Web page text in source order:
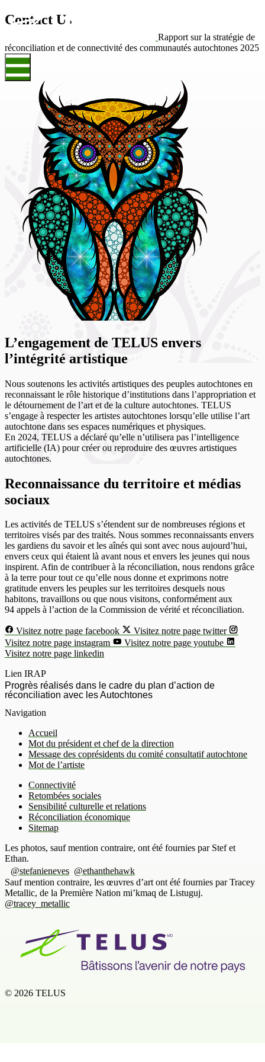
Rapport sur la stratégie de
réconciliation et de connectivité des communautés autochtones 2025
Contact Us
L’engagement de TELUS envers
l’intégrité artistique
Nous soutenons les activités artistiques des peuples autochtones en
reconnaissant le rôle historique d’institutions dans l’appropriation et
le détournement de l’art et de la culture autochtones. TELUS
s’engage à respecter les artistes autochtones lorsqu’elle utilise l’art
autochtone dans ses espaces numériques et physiques.
En 2024, TELUS a déclaré qu’elle n’utilisera pas l’intelligence
artificielle (IA) pour créer ou reproduire des œuvres artistiques
autochtones.
Reconnaissance du territoire et médias
sociaux
Les activités de TELUS s’étendent sur de nombreuses régions et
territoires visés par des traités. Nous sommes reconnaissants envers
les gardiens du savoir et les aînés qui sont avec nous aujourd’hui,
envers ceux qui étaient là avant nous et envers les jeunes qui nous
inspirent. Afin de contribuer à la réconciliation, nous rendons grâce
à la terre pour tout ce qu’elle nous donne et exprimons notre
gratitude envers les peuples sur les territoires desquels nous
habitons, travaillons ou que nous visitons, conformément aux
94 appels à l’action de la Commission de vérité et réconciliation.
Visitez notre page facebook
Visitez notre page twitter
Visitez notre page instagram
Visitez notre page youtube
Visitez notre page linkedin
Lien IRAP
Progrès réalisés dans le cadre du plan d’action de
réconciliation avec les Autochtones
Navigation
Accueil
Mot du président et chef de la direction
Message des coprésidents du comité consultatif autochtone
Mot de l’artiste
Connectivité
Retombées sociales
Sensibilité culturelle et relations
Réconciliation économique
Sitemap
Les photos, sauf mention contraire, ont été fournies par Stef et
Ethan.
@stefanieneves @ethanthehawk
Sauf mention contraire, les œuvres d’art ont été fournies par Tracey
Metallic, de la Première Nation mi’kmaq de Listuguj.
@tracey_metallic
© 2026 TELUS